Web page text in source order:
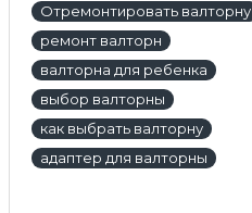
Отремонтировать валторну
ремонт валторн
валторна для ребенка
выбор валторны
как выбрать валторну
адаптер для валторны